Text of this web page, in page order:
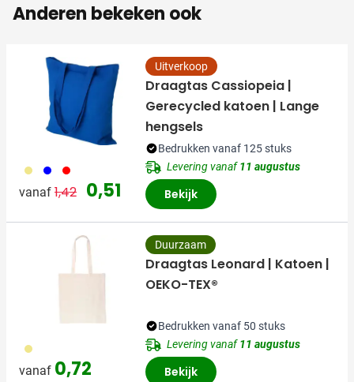
Anderen bekeken ook
013 005 008
vanaf Normale prijs
1,42 Speciale prijs
0,51
Uitverkoop
Draagtas Cassiopeia |
Gerecycled katoen | Lange
hengsels
Bedrukken vanaf 125 stuks
Levering vanaf11 augustus
Bekijk
013
vanaf 0,72
Duurzaam
Draagtas Leonard | Katoen |
OEKO-TEX®
Bedrukken vanaf 50 stuks
Levering vanaf11 augustus
Bekijk